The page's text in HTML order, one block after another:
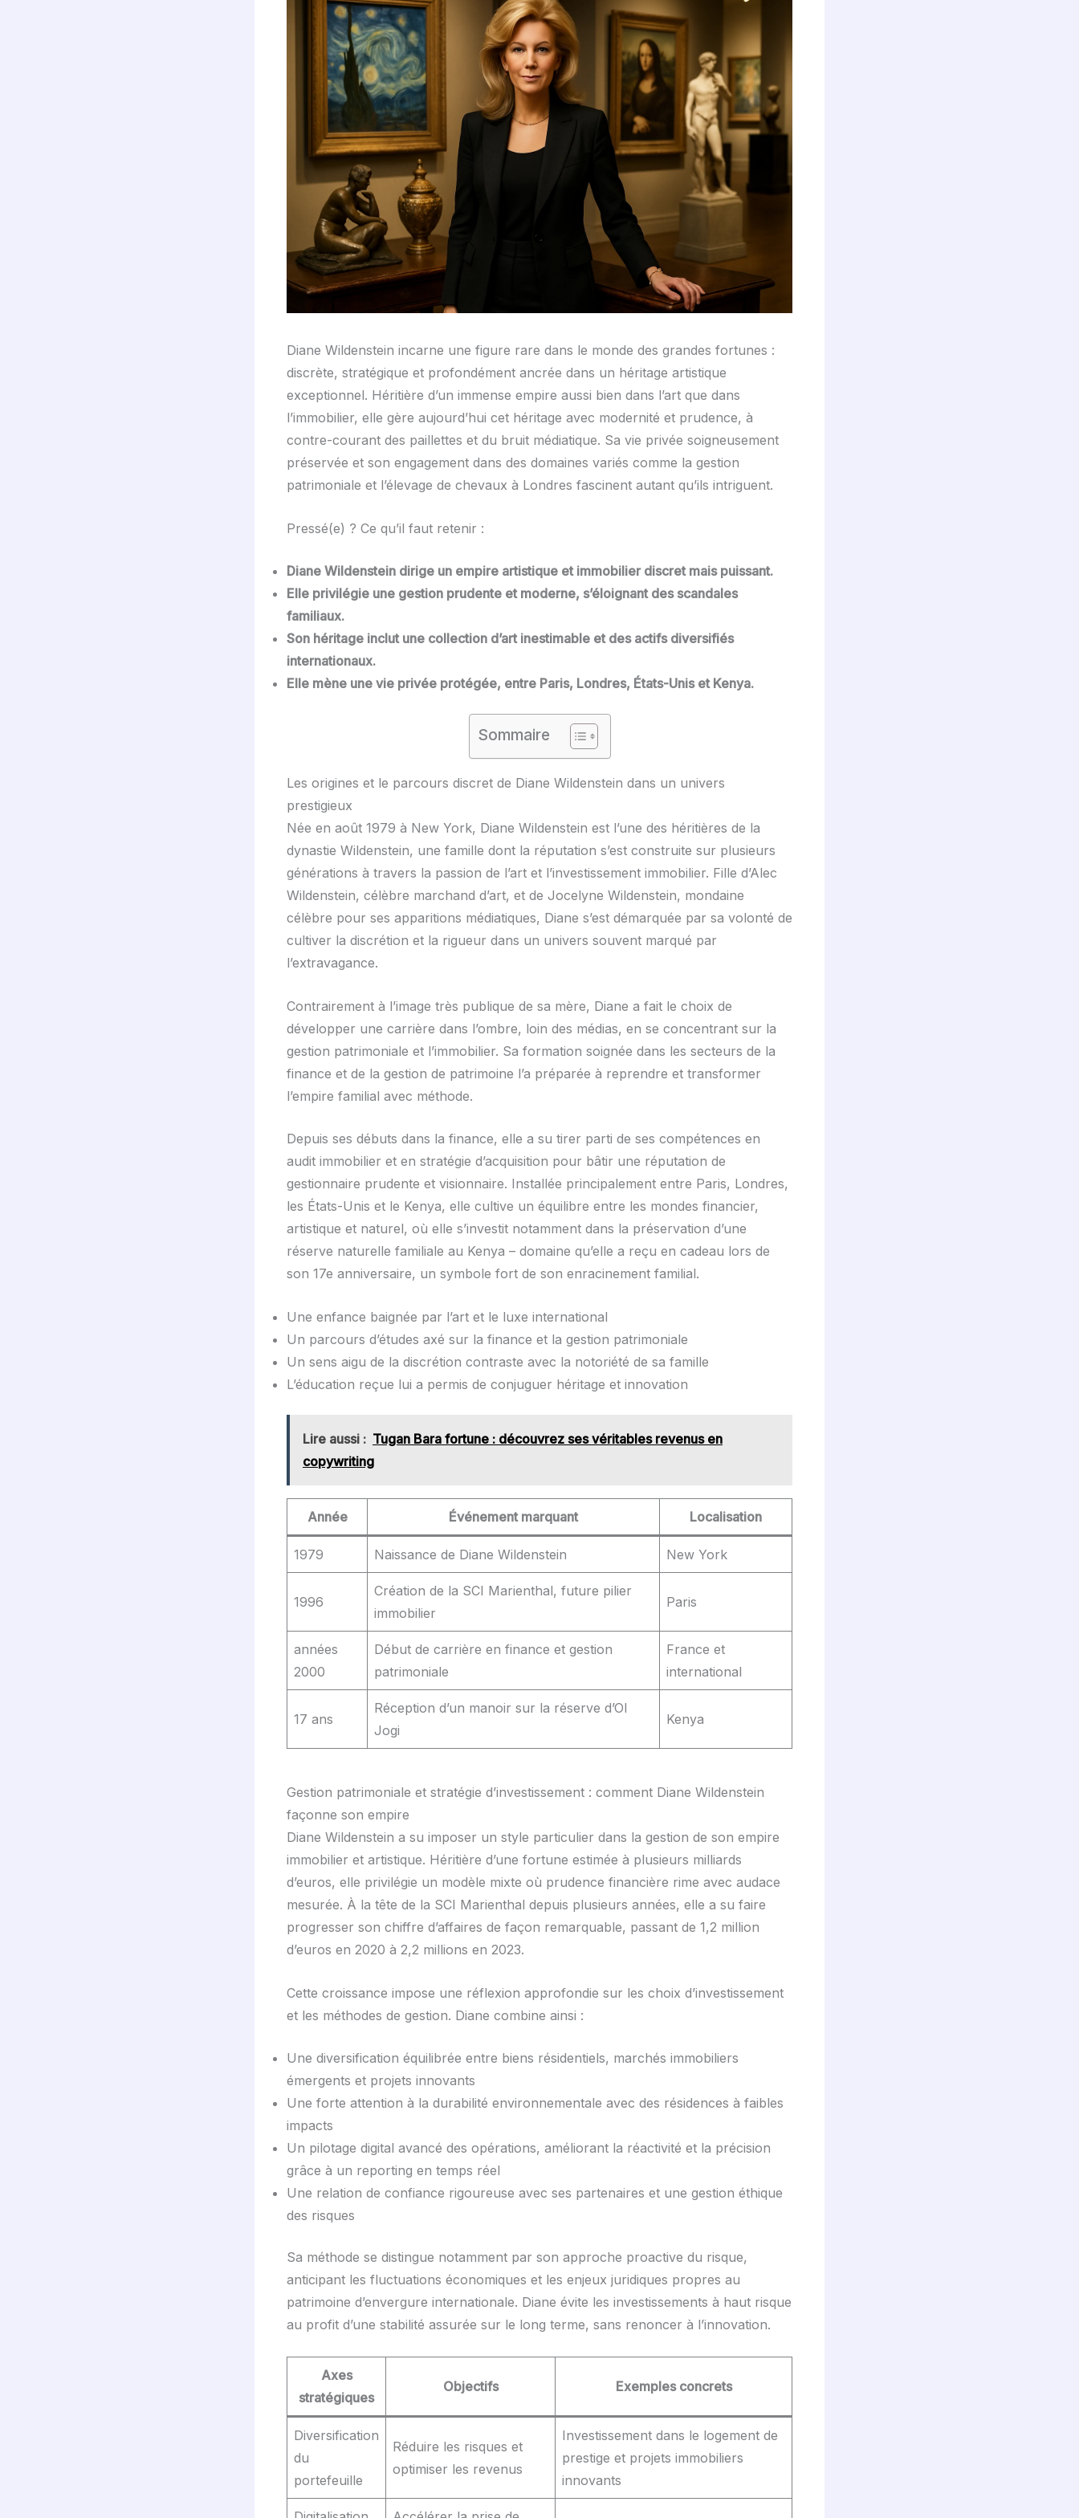
Diane Wildenstein incarne une figure rare dans le monde des grandes fortunes :
discrète, stratégique et profondément ancrée dans un héritage artistique
exceptionnel. Héritière d’un immense empire aussi bien dans l’art que dans
l’immobilier, elle gère aujourd’hui cet héritage avec modernité et prudence, à
contre-courant des paillettes et du bruit médiatique. Sa vie privée soigneusement
préservée et son engagement dans des domaines variés comme la gestion
patrimoniale et l’élevage de chevaux à Londres fascinent autant qu’ils intriguent.
Pressé(e) ? Ce qu’il faut retenir :
Diane Wildenstein dirige un empire artistique et immobilier discret mais puissant.
Elle privilégie une gestion prudente et moderne, s’éloignant des scandales
familiaux.
Son héritage inclut une collection d’art inestimable et des actifs diversifiés
internationaux.
Elle mène une vie privée protégée, entre Paris, Londres, États-Unis et Kenya.
Sommaire
Les origines et le parcours discret de Diane Wildenstein dans un univers
prestigieux
Née en août 1979 à New York, Diane Wildenstein est l’une des héritières de la
dynastie Wildenstein, une famille dont la réputation s’est construite sur plusieurs
générations à travers la passion de l’art et l’investissement immobilier. Fille d’Alec
Wildenstein, célèbre marchand d’art, et de Jocelyne Wildenstein, mondaine
célèbre pour ses apparitions médiatiques, Diane s’est démarquée par sa volonté de
cultiver la discrétion et la rigueur dans un univers souvent marqué par
l’extravagance.
Contrairement à l’image très publique de sa mère, Diane a fait le choix de
développer une carrière dans l’ombre, loin des médias, en se concentrant sur la
gestion patrimoniale et l’immobilier. Sa formation soignée dans les secteurs de la
finance et de la gestion de patrimoine l’a préparée à reprendre et transformer
l’empire familial avec méthode.
Depuis ses débuts dans la finance, elle a su tirer parti de ses compétences en
audit immobilier et en stratégie d’acquisition pour bâtir une réputation de
gestionnaire prudente et visionnaire. Installée principalement entre Paris, Londres,
les États-Unis et le Kenya, elle cultive un équilibre entre les mondes financier,
artistique et naturel, où elle s’investit notamment dans la préservation d’une
réserve naturelle familiale au Kenya – domaine qu’elle a reçu en cadeau lors de
son 17e anniversaire, un symbole fort de son enracinement familial.
Une enfance baignée par l’art et le luxe international
Un parcours d’études axé sur la finance et la gestion patrimoniale
Un sens aigu de la discrétion contraste avec la notoriété de sa famille
L’éducation reçue lui a permis de conjuguer héritage et innovation
Lire aussi : Tugan Bara fortune : découvrez ses véritables revenus en
copywriting
Année Événement marquant Localisation
1979 Naissance de Diane Wildenstein New York
1996
Création de la SCI Marienthal, future pilier
immobilier
Paris
années
2000
Début de carrière en finance et gestion
patrimoniale
France et
international
17 ans
Réception d’un manoir sur la réserve d’Ol
Jogi
Kenya
Gestion patrimoniale et stratégie d’investissement : comment Diane Wildenstein
façonne son empire
Diane Wildenstein a su imposer un style particulier dans la gestion de son empire
immobilier et artistique. Héritière d’une fortune estimée à plusieurs milliards
d’euros, elle privilégie un modèle mixte où prudence financière rime avec audace
mesurée. À la tête de la SCI Marienthal depuis plusieurs années, elle a su faire
progresser son chiffre d’affaires de façon remarquable, passant de 1,2 million
d’euros en 2020 à 2,2 millions en 2023.
Cette croissance impose une réflexion approfondie sur les choix d’investissement
et les méthodes de gestion. Diane combine ainsi :
Une diversification équilibrée entre biens résidentiels, marchés immobiliers
émergents et projets innovants
Une forte attention à la durabilité environnementale avec des résidences à faibles
impacts
Un pilotage digital avancé des opérations, améliorant la réactivité et la précision
grâce à un reporting en temps réel
Une relation de confiance rigoureuse avec ses partenaires et une gestion éthique
des risques
Sa méthode se distingue notamment par son approche proactive du risque,
anticipant les fluctuations économiques et les enjeux juridiques propres au
patrimoine d’envergure internationale. Diane évite les investissements à haut risque
au profit d’une stabilité assurée sur le long terme, sans renoncer à l’innovation.
Axes
stratégiques
Objectifs Exemples concrets
Diversification
du
portefeuille
Réduire les risques et
optimiser les revenus
Investissement dans le logement de
prestige et projets immobiliers
innovants